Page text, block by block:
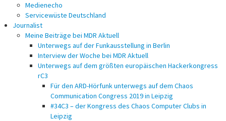
Medienecho
Servicewüste Deutschland
Journalist
Meine Beiträge bei MDR Aktuell
Unterwegs auf der Funkausstellung in Berlin
Interview der Woche bei MDR Aktuell
Unterwegs auf dem größten europäischen Hackerkongress
rC3
Für den ARD-Hörfunk unterwegs auf dem Chaos
Communication Congress 2019 in Leipzig
#34C3 – der Kongress des Chaos Computer Clubs in
Leipzig